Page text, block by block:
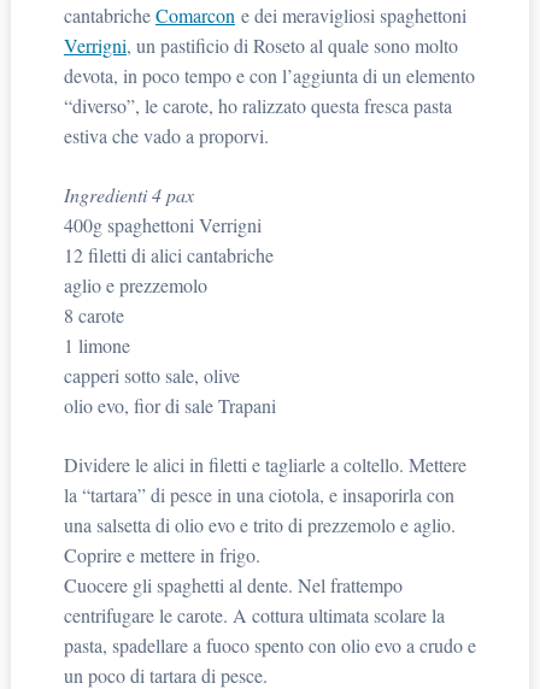
cantabricheComarcon e dei meravigliosi spaghettoni
Verrigni, un pastificio di Roseto al quale sono molto
devota, in poco tempo e con l’aggiunta di un elemento
“diverso”, le carote, ho ralizzato questa fresca pasta
estiva che vado a proporvi.
Ingredienti 4 pax
400g spaghettoni Verrigni
12 filetti di alici cantabriche
aglio e prezzemolo
8 carote
1 limone
capperi sotto sale, olive
olio evo, fior di sale Trapani
Dividere le alici in filetti e tagliarle a coltello. Mettere
la “tartara” di pesce in una ciotola, e insaporirla con
una salsetta di olio evo e trito di prezzemolo e aglio.
Coprire e mettere in frigo.
Cuocere gli spaghetti al dente. Nel frattempo
centrifugare le carote. A cottura ultimata scolare la
pasta, spadellare a fuoco spento con olio evo a crudo e
un poco di tartara di pesce.